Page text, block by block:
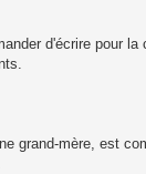
d'écrire pour la
grand-mère, est